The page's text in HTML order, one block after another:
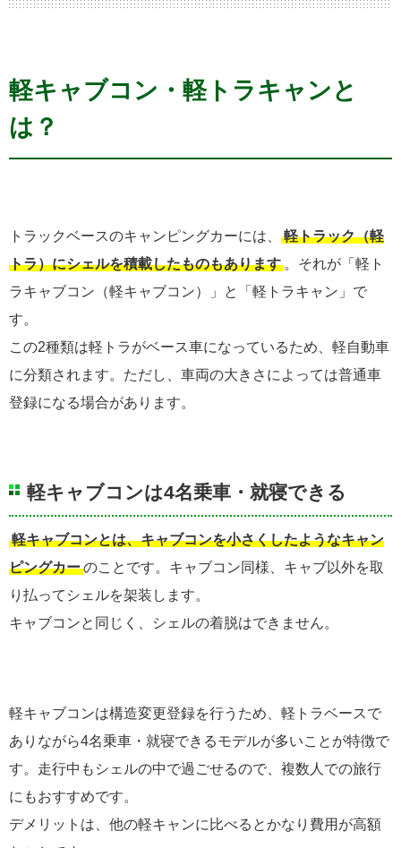
軽キャブコン・軽トラキャンと
は？
トラックベースのキャンピングカーには、
軽トラック（軽
トラ）にシェルを積載したものもあります 。それが「軽ト
ラキャブコン（軽キャブコン）」と「軽トラキャン」で
す。
この2種類は軽トラがベース車になっているため、軽自動車
に分類されます。ただし、車両の大きさによっては普通車
登録になる場合があります。
軽キャブコンは4名乗車・就寝できる
軽キャブコンとは、キャブコンを小さくしたようなキャン
ピングカーのことです。キャブコン同様、キャブ以外を取
り払ってシェルを架装します。
キャブコンと同じく、シェルの着脱はできません。
軽キャブコンは構造変更登録を行うため、軽トラベースで
ありながら4名乗車・就寝できるモデルが多いことが特徴で
す。走行中もシェルの中で過ごせるので、複数人での旅行
にもおすすめです。
デメリットは、他の軽キャンに比べるとかなり費用が高額